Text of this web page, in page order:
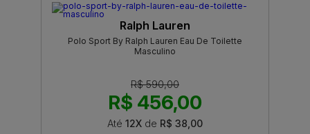
Ralph Lauren
Polo Sport By Ralph Lauren Eau De Toilette
Masculino
R$ 590,00
R$ 456,00
Até 12X de R$ 38,00